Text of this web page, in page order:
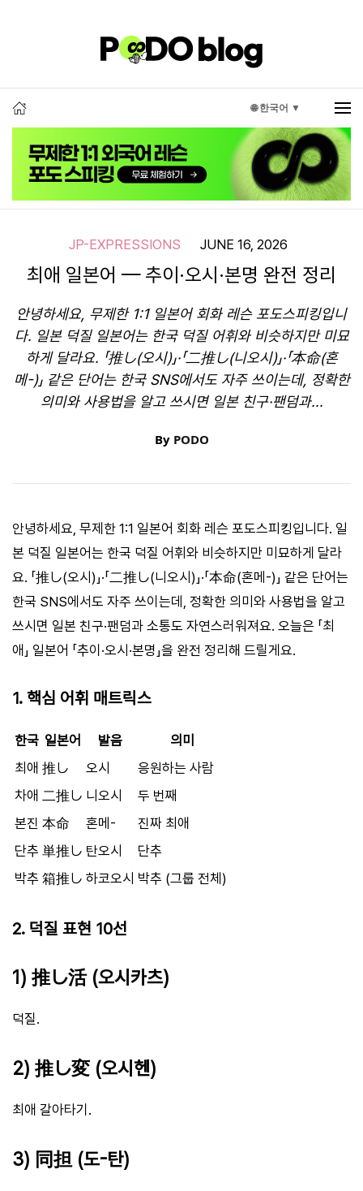
🌐 한국어 ▼
JP-EXPRESSIONS JUNE 16, 2026
최애 일본어 — 추이·오시·본명 완전 정리
안녕하세요, 무제한 1:1 일본어 회화 레슨 포도스피킹입니
다. 일본 덕질 일본어는 한국 덕질 어휘와 비슷하지만 미묘
하게 달라요. 「推し(오시)」·「二推し(니오시)」·「本命(혼
메-)」 같은 단어는 한국 SNS에서도 자주 쓰이는데, 정확한
의미와 사용법을 알고 쓰시면 일본 친구·팬덤과...
By PODO
안녕하세요, 무제한 1:1 일본어 회화 레슨 포도스피킹입니다. 일
본 덕질 일본어는 한국 덕질 어휘와 비슷하지만 미묘하게 달라
요. 「推し(오시)」·「二推し(니오시)」·「本命(혼메-)」 같은 단어는
한국 SNS에서도 자주 쓰이는데, 정확한 의미와 사용법을 알고
쓰시면 일본 친구·팬덤과 소통도 자연스러워져요. 오늘은 「최
애」 일본어 「추이·오시·본명」을 완전 정리해 드릴게요.
1. 핵심 어휘 매트릭스
한국 일본어 발음
의미
최애 推し 오시
응원하는 사람
차애 二推し 니오시
두 번째
본진 本命 혼메-
진짜 최애
단추 単推し 탄오시
단추
박추 箱推し 하코오시 박추 (그룹 전체)
2. 덕질 표현 10선
1) 推し活 (오시카츠)
덕질.
2) 推し変 (오시헨)
최애 갈아타기.
3) 同担 (도-탄)